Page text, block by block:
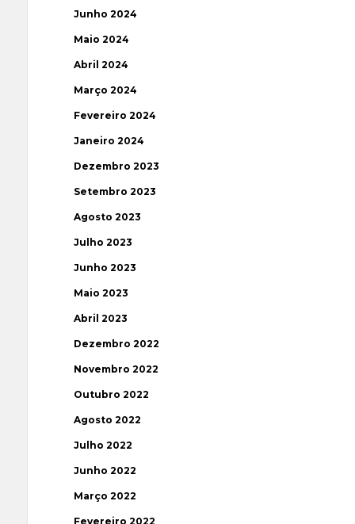
Junho 2024
Maio 2024
Abril 2024
Março 2024
Fevereiro 2024
Janeiro 2024
Dezembro 2023
Setembro 2023
Agosto 2023
Julho 2023
Junho 2023
Maio 2023
Abril 2023
Dezembro 2022
Novembro 2022
Outubro 2022
Agosto 2022
Julho 2022
Junho 2022
Março 2022
Fevereiro 2022